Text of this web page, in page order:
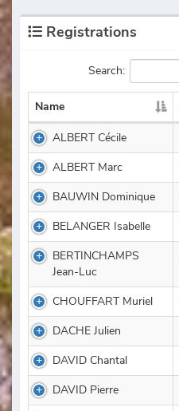
Registrations
Search:
Name
ALBERT Cécile
ALBERT Marc
BAUWIN Dominique
BELANGER Isabelle
BERTINCHAMPS
Jean-Luc
CHOUFFART Muriel
DACHE Julien
DAVID Chantal
DAVID Pierre